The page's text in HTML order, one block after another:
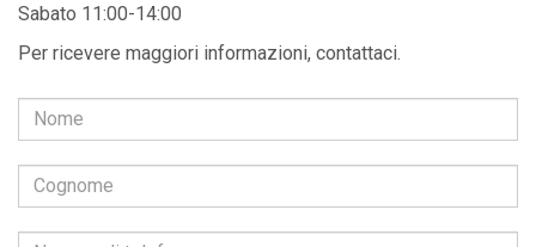
Sabato 11:00-14:00
Per ricevere maggiori informazioni, contattaci.